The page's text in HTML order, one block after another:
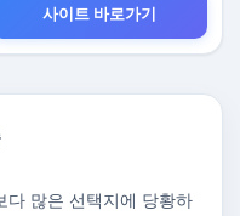
사이트 바로가기
다 많은 선택지에 당황하